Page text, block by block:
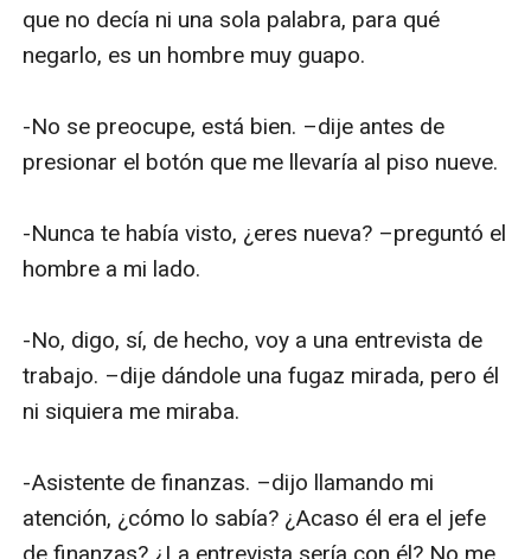
que no decía ni una sola palabra, para qué
negarlo, es un hombre muy guapo.
-No se preocupe, está bien. –dije antes de
presionar el botón que me llevaría al piso nueve.
-Nunca te había visto, ¿eres nueva? –preguntó el
hombre a mi lado.
-No, digo, sí, de hecho, voy a una entrevista de
trabajo. –dije dándole una fugaz mirada, pero él
ni siquiera me miraba.
-Asistente de finanzas. –dijo llamando mi
atención, ¿cómo lo sabía? ¿Acaso él era el jefe
de finanzas? ¿La entrevista sería con él? No me